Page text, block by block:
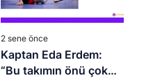
2 sene önce
Kaptan Eda Erdem:
“Bu takımın önü çok